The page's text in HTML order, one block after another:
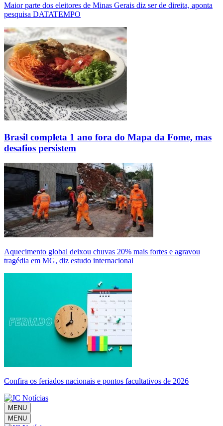
Maior parte dos eleitores de Minas Gerais diz ser de direita, aponta
pesquisa DATATEMPO
Brasil completa 1 ano fora do Mapa da Fome, mas
desafios persistem
Aquecimento global deixou chuvas 20% mais fortes e agravou
tragédia em MG, diz estudo internacional
Confira os feriados nacionais e pontos facultativos de 2026
MENU
MENU